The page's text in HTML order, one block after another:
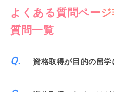
よくある質問ペー
質問一覧
資格取得が目的の留